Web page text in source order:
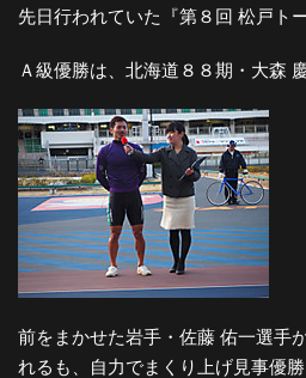
先日行われていた『第８回 松戸ト
Ａ級優勝は、北海道８８期・大森
前をまかせた岩手・佐藤 佑一選手
れるも、自力でまくり上げ見事優勝